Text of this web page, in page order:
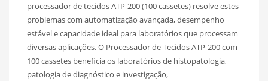
processador de tecidos ATP-200 (100 cassetes) resolve estes
problemas com automatização avançada, desempenho
estável e capacidade ideal para laboratórios que processam
diversas aplicações. O Processador de Tecidos ATP-200 com
100 cassetes beneficia os laboratórios de histopatologia,
patologia de diagnóstico e investigação,